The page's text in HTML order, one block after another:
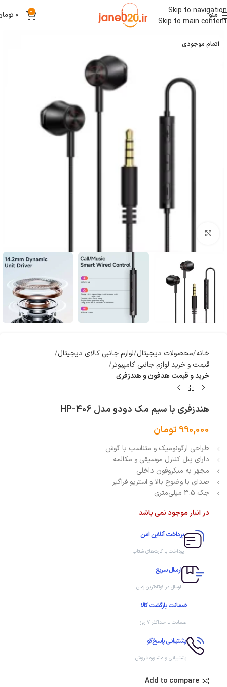
Skip to navigation
Skip to main content
منو 0
0
اتمام موجودی
خانه محصولات دیجیتال لوازم جانبی کالای دیجیتال
قیمت و خرید لوازم جانبی کامپیوتر
خرید و قیمت هدفون و هندزفری
هندزفری با سیم مک دودو مدل HP-406
990,000 تومان
طراحی ارگونومیک و متناسب با گوش
دارای پنل کنترل موسیقی و مکالمه
مجهز به میکروفون داخلی
صدای با وضوح بالا و استریو فراگیر
جک 3.5 میلی‌متری
در انبار موجود نمی باشد
پرداخت آنلاین امن
پرداخت با کارت‌های شتاب
ارسال سریع
ارسال در کوتاه‌ترین زمان
ضمانت بازگشت کالا
ضمانت تا حداکثر ۷ روز
پشتیبانی پاسخ‌گو
پشتیبانی و مشاوره فروش
Add to compare